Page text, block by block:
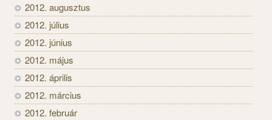
2012. augusztus
2012. július
2012. június
2012. május
2012. április
2012. március
2012. február